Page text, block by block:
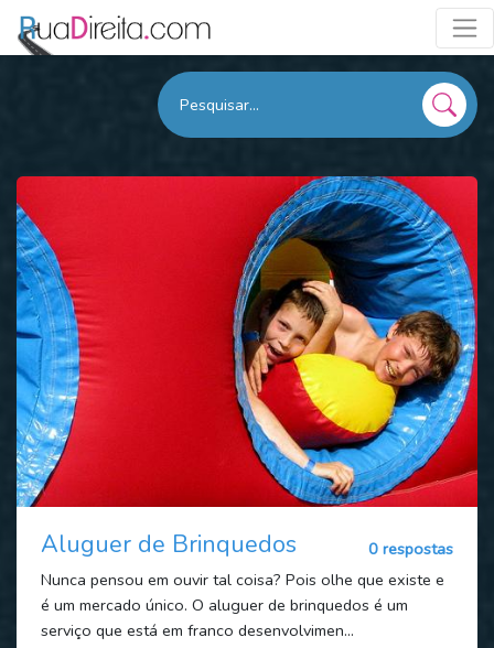
Aluguer de Brinquedos
0 respostas
Nunca pensou em ouvir tal coisa? Pois olhe que existe e
é um mercado único. O aluguer de brinquedos é um
serviço que está em franco desenvolvimen...